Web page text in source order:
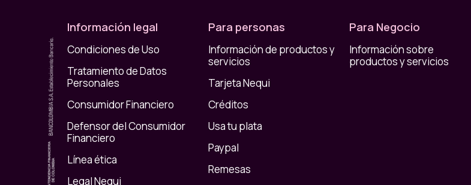
Información legal
Condiciones de Uso
Tratamiento de Datos
Personales
Consumidor Financiero
Defensor del Consumidor
Financiero
Línea ética
Legal Nequi
Para personas
Información de productos y
servicios
Tarjeta Nequi
Créditos
Usa tu plata
Paypal
Remesas
Para Negocio
Información sobre
productos y servicios